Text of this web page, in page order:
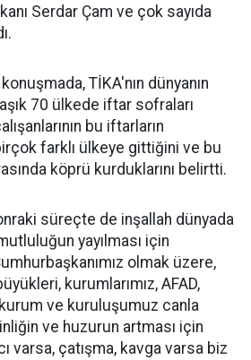
Serdar Çam ve çok sayıda
TİKA'nın dünyanın
70 ülkede iftar sofraları
bu iftarların
farklı ülkeye gittiğini ve bu
köprü kurduklarını belirtti.
süreçte de inşallah dünyada
yayılması için
olmak üzere,
kurumlarımız, AFAD,
kurum ve kuruluşumuz canla
ve huzurun artması için
varsa, çatışma, kavga varsa biz